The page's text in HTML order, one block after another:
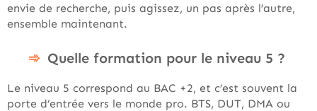
envie de recherche, puis agissez, un pas après l’autre,
ensemble maintenant.
Quelle formation pour le niveau 5 ?
Le niveau 5 correspond au BAC +2, et c’est souvent la
porte d’entrée vers le monde pro. BTS, DUT, DMA ou